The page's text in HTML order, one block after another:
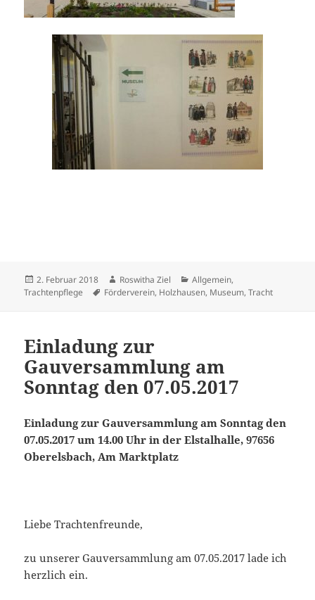
Veröffentlicht
am
2. Februar 2018 Autor
Roswitha Ziel Kategorien
Allgemein,
Trachtenpflege
Schlagwörter
Förderverein, Holzhausen, Museum,Tracht
Einladung zur
Gauversammlung am
Sonntag den 07.05.2017
Einladung zur Gauversammlung am Sonntag den
07.05.2017 um 14.00 Uhr in der Elstalhalle, 97656
Oberelsbach, Am Marktplatz
Liebe Trachtenfreunde,
zu unserer Gauversammlung am 07.05.2017 lade ich
herzlich ein.